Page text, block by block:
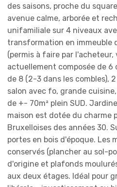
des saisons, proche du
avenue calme, arborée et
unifamiliale sur 4 niveaux
transformation en immeuble
(permis à faire par
actuellement composée de 6
de 8 (2-3 dans les combles),
salon avec fo, grande
de +- 70m² plein SUD.
maison est dotée du charme
Bruxelloises des années 30.
portes en bois d'époque. Les
conservés (plancher au sol-
d'origine et plafonds
aux deux étages. Idéal pour